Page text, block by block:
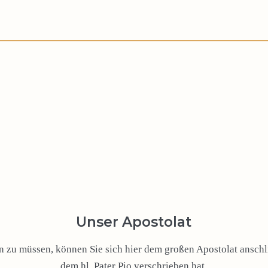
Unser Apostolat
zu müssen, können Sie sich hier dem großen Apostolat